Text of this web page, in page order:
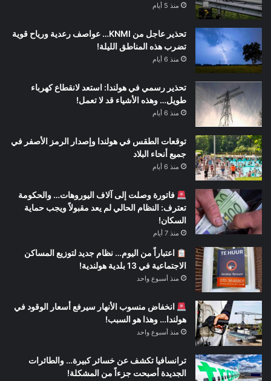
منذ 5 أيام
تحذير عاجل من KNMI… عواصف رعدية ورياح قوية
تضرب هذه المناطق الليلة!
منذ 6 أيام
تحذير رسمي في هولندا: استعد لانقطاع كهرباء
طويل… وهذه الأشياء قد لا تعمل!
منذ 6 أيام
توقعات الطقس في هولندا وإصدار الرمز الأصفر في
جميع أنحاء البلاد
منذ 6 أيام
فاتورة وصلت إلى آلاف اليوروهات… والحكومة
تعترف: النظام الحالي لم يعد مقبولاً ويجب حماية
السكان!
منذ 7 أيام
اعتباراً من اليوم… نظام جديد لتوزيع المساكن
الاجتماعية في 13 بلدية هولندية!
منذ أسبوع واحد
انخفاض منسوب الأنهار سيرفع أسعار الوقود في
هولندا… وهذا هو السبب!
منذ أسبوع واحد
ترانسافيا تكشف عن خسائر كبيرة… والطائرات
الجديدة أصبحت جزءاً من المشكلة!